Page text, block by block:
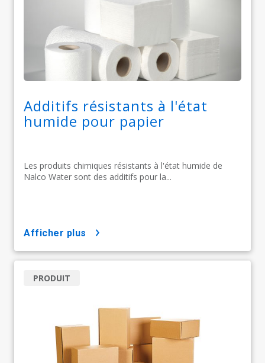
Additifs résistants à l'état
humide pour papier
Les produits chimiques résistants à l'état humide de
Nalco Water sont des additifs pour la...
afficher plus
PRODUIT